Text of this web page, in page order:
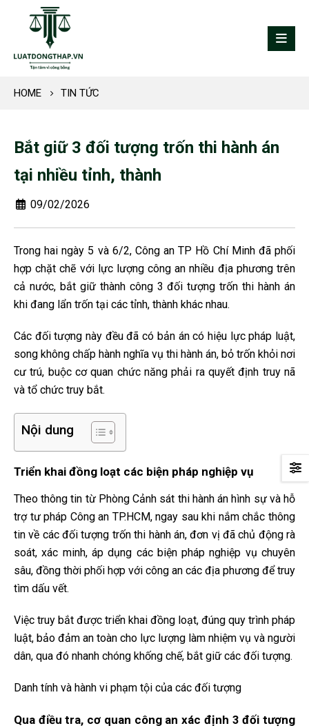
HOME TIN TỨC
Bắt giữ 3 đối tượng trốn thi hành án
tại nhiều tỉnh, thành
09/02/2026
Trong hai ngày 5 và 6/2, Công an TP Hồ Chí Minh đã phối
hợp chặt chẽ với lực lượng công an nhiều địa phương trên
cả nước, bắt giữ thành công 3 đối tượng trốn thi hành án
khi đang lẩn trốn tại các tỉnh, thành khác nhau.
Các đối tượng này đều đã có bản án có hiệu lực pháp luật,
song không chấp hành nghĩa vụ thi hành án, bỏ trốn khỏi nơi
cư trú, buộc cơ quan chức năng phải ra quyết định truy nã
và tổ chức truy bắt.
Nội dung
Triển khai đồng loạt các biện pháp nghiệp vụ
Theo thông tin từ Phòng Cảnh sát thi hành án hình sự và hỗ
trợ tư pháp Công an TP.HCM, ngay sau khi nắm chắc thông
tin về các đối tượng trốn thi hành án, đơn vị đã chủ động rà
soát, xác minh, áp dụng các biện pháp nghiệp vụ chuyên
sâu, đồng thời phối hợp với công an các địa phương để truy
tìm dấu vết.
Việc truy bắt được triển khai đồng loạt, đúng quy trình pháp
luật, bảo đảm an toàn cho lực lượng làm nhiệm vụ và người
dân, qua đó nhanh chóng khống chế, bắt giữ các đối tượng.
Danh tính và hành vi phạm tội của các đối tượng
Qua điều tra, cơ quan công an xác định 3 đối tượng